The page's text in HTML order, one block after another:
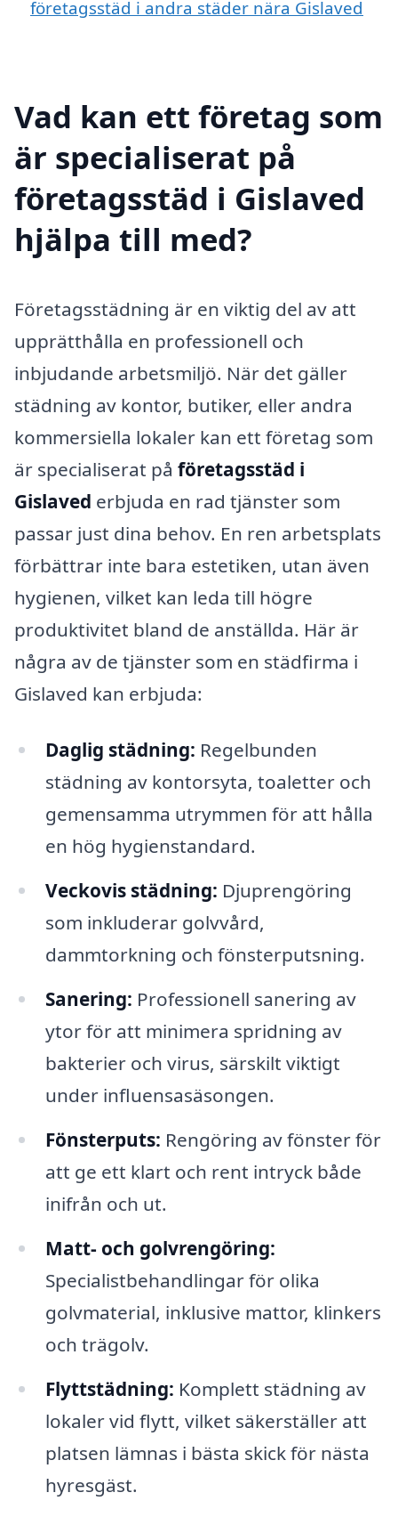
företagsstäd i andra städer nära Gislaved
Vad kan ett företag som
är specialiserat på
företagsstäd i Gislaved
hjälpa till med?
Företagsstädning är en viktig del av att
upprätthålla en professionell och
inbjudande arbetsmiljö. När det gäller
städning av kontor, butiker, eller andra
kommersiella lokaler kan ett företag som
är specialiserat på företagsstäd i
Gislaved erbjuda en rad tjänster som
passar just dina behov. En ren arbetsplats
förbättrar inte bara estetiken, utan även
hygienen, vilket kan leda till högre
produktivitet bland de anställda. Här är
några av de tjänster som en städfirma i
Gislaved kan erbjuda:
Daglig städning: Regelbunden
städning av kontorsyta, toaletter och
gemensamma utrymmen för att hålla
en hög hygienstandard.
Veckovis städning: Djuprengöring
som inkluderar golvvård,
dammtorkning och fönsterputsning.
Sanering: Professionell sanering av
ytor för att minimera spridning av
bakterier och virus, särskilt viktigt
under influensasäsongen.
Fönsterputs: Rengöring av fönster för
att ge ett klart och rent intryck både
inifrån och ut.
Matt- och golvrengöring:
Specialistbehandlingar för olika
golvmaterial, inklusive mattor, klinkers
och trägolv.
Flyttstädning: Komplett städning av
lokaler vid flytt, vilket säkerställer att
platsen lämnas i bästa skick för nästa
hyresgäst.